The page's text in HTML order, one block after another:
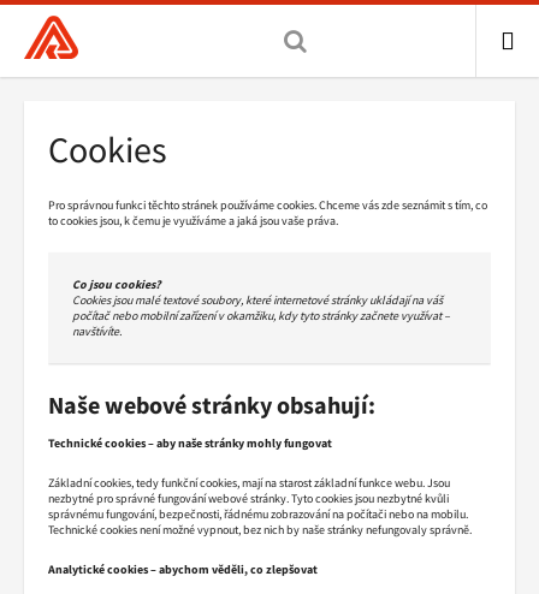
Všeobecná
zdravotní
hlavní
Drobečková
navigace
Cookies
Pro správnou funkci těchto stránek používáme cookies. Chceme vás zde seznámit s tím, co
to cookies jsou, k čemu je využíváme a jaká jsou vaše práva.
Co jsou cookies?
Cookies jsou malé textové soubory, které internetové stránky ukládají na váš
počítač nebo mobilní zařízení v okamžiku, kdy tyto stránky začnete využívat –
navštívíte.
Naše webové stránky obsahují:
Technické cookies – aby naše stránky mohly fungovat
Základní cookies, tedy funkční cookies, mají na starost základní funkce webu. Jsou
nezbytné pro správné fungování webové stránky. Tyto cookies jsou nezbytné kvůli
správnému fungování, bezpečnosti, řádnému zobrazování na počítači nebo na mobilu.
Technické cookies není možné vypnout, bez nich by naše stránky nefungovaly správně.
Analytické cookies – abychom věděli, co zlepšovat